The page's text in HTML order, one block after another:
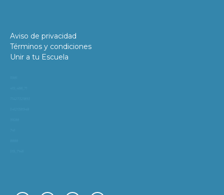
Aviso de privacidad
Términos y condiciones
Unir a tu Escuela